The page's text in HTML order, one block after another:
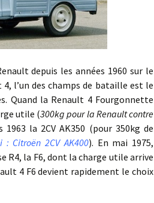
depuis les années 1960 sur le
l’un des champs de bataille est le
Quand la Renault 4 Fourgonnette
utile (300kg pour la Renault contre
la 2CV AK350 (pour 350kg de
: Citroën 2CV AK400). En mai 1975,
R4, la F6, dont la charge utile arrive
4 F6 devient rapidement le choix